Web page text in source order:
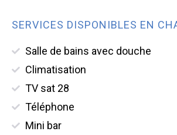
SERVICES DISPONIBLES EN
Salle de bains avec douche
Climatisation
TV sat 28
Téléphone
Mini bar